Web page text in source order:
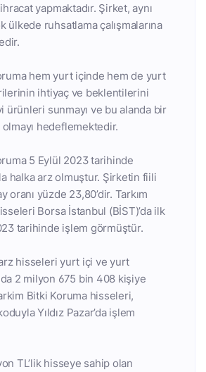
yapmaktadır. Şirket, aynı
ülkede ruhsatlama çalışmalarına
hem yurt içinde hem de yurt
ihtiyaç ve beklentilerini
ürünleri sunmayı ve bu alanda bir
olmayı hedeflemektedir.
5 Eylül 2023 tarihinde
halka arz olmuştur. Şirketin fiili
oranı yüzde 23,80’dir. Tarkım
Borsa İstanbul (BİST)’da ilk
tarihinde işlem görmüştür.
hisseleri yurt içi ve yurt
2 milyon 675 bin 408 kişiye
Bitki Koruma hisseleri,
Yıldız Pazar’da işlem
TL’lik hisseye sahip olan